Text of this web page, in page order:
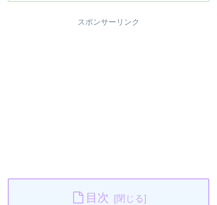
スポンサーリンク
目次